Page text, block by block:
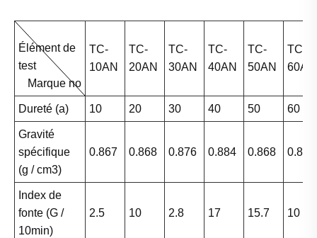
Élément de
test
Marque no
TC-
10AN
TC-
20AN
TC-
30AN
TC-
40AN
TC-
50AN
TC-
60AN
Dureté (a) 10 20 30 40 50 60
Gravité
spécifique
(g / cm3)
0.867 0.868 0.876 0.884 0.868 0.888
Index de
fonte (G /
10min)
2.5 10 2.8 17 15.7 10